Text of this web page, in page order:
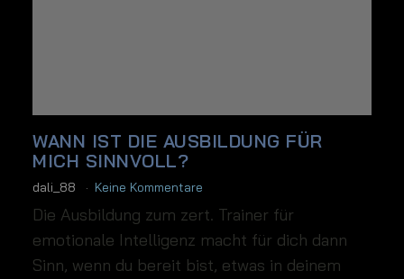
WANN IST DIE AUSBILDUNG FÜR
MICH SINNVOLL?
dali_88 Keine Kommentare
Die Ausbildung zum zert. Trainer für
emotionale Intelligenz macht für dich dann
Sinn, wenn du bereit bist, etwas in deinem